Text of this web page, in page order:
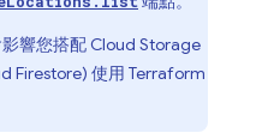
影響您搭配 Cloud Storage
Firestore) 使用 Terraform